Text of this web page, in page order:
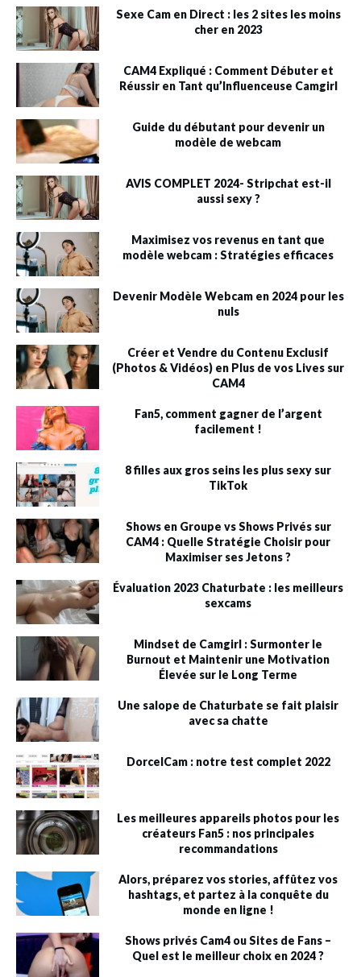
Sexe Cam en Direct : les 2 sites les moins
cher en 2023
CAM4 Expliqué : Comment Débuter et
Réussir en Tant qu’Influenceuse Camgirl
Guide du débutant pour devenir un
modèle de webcam
AVIS COMPLET 2024- Stripchat est-il
aussi sexy ?
Maximisez vos revenus en tant que
modèle webcam : Stratégies efficaces
Devenir Modèle Webcam en 2024 pour les
nuls
Créer et Vendre du Contenu Exclusif
(Photos & Vidéos) en Plus de vos Lives sur
CAM4
Fan5, comment gagner de l’argent
facilement !
8 filles aux gros seins les plus sexy sur
TikTok
Shows en Groupe vs Shows Privés sur
CAM4 : Quelle Stratégie Choisir pour
Maximiser ses Jetons ?
Évaluation 2023 Chaturbate : les meilleurs
sexcams
Mindset de Camgirl : Surmonter le
Burnout et Maintenir une Motivation
Élevée sur le Long Terme
Une salope de Chaturbate se fait plaisir
avec sa chatte
DorcelCam : notre test complet 2022
Les meilleures appareils photos pour les
créateurs Fan5 : nos principales
recommandations
Alors, préparez vos stories, affûtez vos
hashtags, et partez à la conquête du
monde en ligne !
Shows privés Cam4 ou Sites de Fans –
Quel est le meilleur choix en 2024 ?